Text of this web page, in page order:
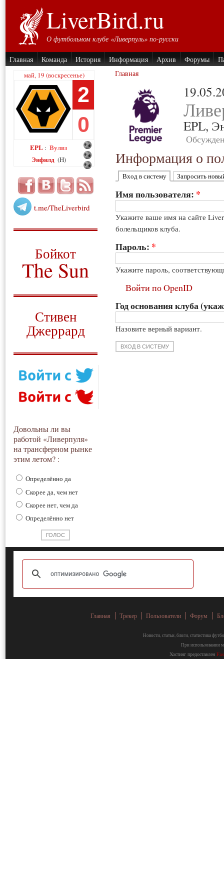
LiverBird.ru
О футбольном клубе «Ливерпуль» по-русски
Главная Команда История Информация Архив Форумы
май, 19 (воскресенье)
2
0
EPL : Вулвз
Энфилд (H)
t.me/TheLiverbird
Бойкот
The Sun
Стивен
Джеррард
Довольны ли вы
работой «Ливерпуля»
на трансферном рынке
этим летом? :
Определённо да
Скорее да, чем нет
Скорее нет, чем да
Определённо нет
Главная
EPL,
Информация о
Вход в систему Запросить
Имя пользователя: *
Укажите ваше имя на сайте
болельщиков клуба.
Пароль: *
Укажите пароль,
Войти по OpenID
Год основания клуба
Назовите верный вариант.
Главная Трекер Пользователи Форум
Новости, статьи, блоги, статистика
При использовании
Хостинг предоставлен